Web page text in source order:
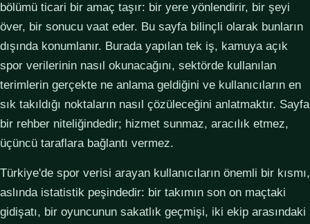
bölümü ticari bir amaç taşır: bir yere yönlendirir, bir şeyi
över, bir sonucu vaat eder. Bu sayfa bilinçli olarak bunların
dışında konumlanır. Burada yapılan tek iş, kamuya açık
spor verilerinin nasıl okunacağını, sektörde kullanılan
terimlerin gerçekte ne anlama geldiğini ve kullanıcıların en
sık takıldığı noktaların nasıl çözüleceğini anlatmaktır. Sayfa
bir rehber niteliğindedir; hizmet sunmaz, aracılık etmez,
üçüncü taraflara bağlantı vermez.
Türkiye'de spor verisi arayan kullanıcıların önemli bir kısmı,
aslında istatistik peşindedir: bir takımın son on maçtaki
gidişatı, bir oyuncunun sakatlık geçmişi, iki ekip arasındaki